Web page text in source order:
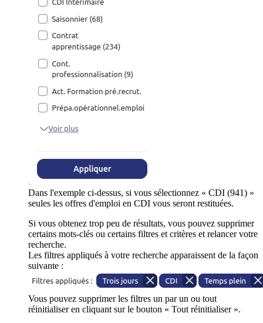
Dans l'exemple ci-dessus, si vous sélectionnez « CDI (941) »
seules les offres d'emploi en CDI vous seront restituées.
Si vous obtenez trop peu de résultats, vous pouvez supprimer
certains mots-clés ou certains filtres et critères et relancer votre
recherche.
Les filtres appliqués à votre recherche apparaissent de la façon
suivante :
Vous pouvez supprimer les filtres un par un ou tout
réinitialiser en cliquant sur le bouton « Tout réinitialiser ».